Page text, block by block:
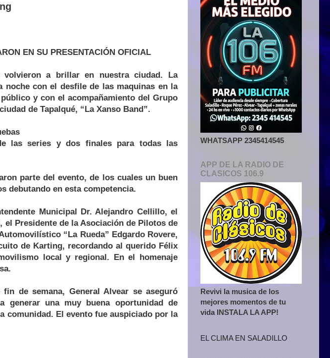
EN SU PRESENTACIÓN OFICIAL
a brillar en nuestra ciudad. La
con el desfile de las maquinas en la
y con el acompañamiento del Grupo
de Tapalqué, “La Xanso Band”.
las series y dos finales para todas las
parte del evento, de los cuales un buen
debutando en esta competencia.
Municipal Dr. Alejandro Cellillo, el
el Presidente de la Asociación de Pilotos de
“La Rueda” Edgardo Rovere,
de Karting, recordando al querido Félix
local y regional. En el homenaje
de semana, General Alvear se aseguró
generar una muy buena oportunidad de
comunidad. El evento fue auspiciado por la
WHATSAPP 2345414545
APP DE LA RADIO DE
CLASICOS 106.9
Revivi la musica de los
mejores momentos de tu
vida INSTALA LA APP!
EL CLIMA EN SALADILLO